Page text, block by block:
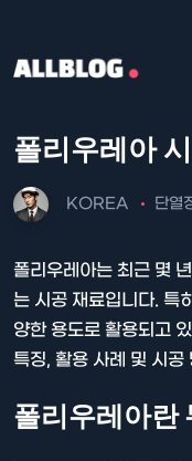
폴리우레아
KOREA 단열
폴리우레아는 최근 몇
는 시공 재료입니다. 특
양한 용도로 활용되고
특징, 활용 사례 및 시
폴리우레아란